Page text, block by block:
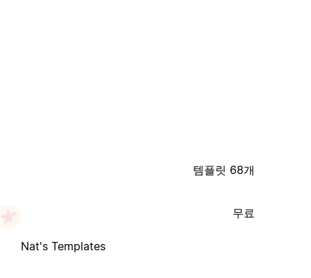
템플릿 68개
Nat's Templates
무료